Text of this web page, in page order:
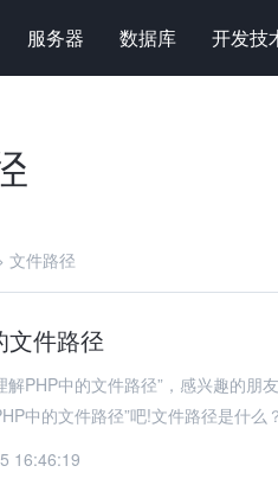
服务器 数据库 开发技
文件路径
文件路径
解PHP中的文件路径”，感兴趣的
中的文件路径”吧!文件路径是什么
16:46:19